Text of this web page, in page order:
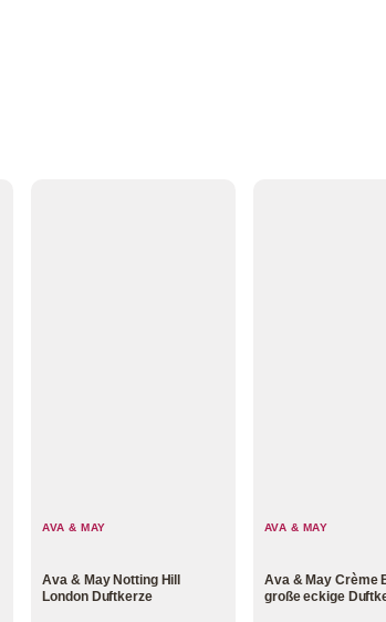
AVA & MAY
Ava & May Notting Hill
London Duftkerze
AVA & MAY
Ava & May Crème
große eckige